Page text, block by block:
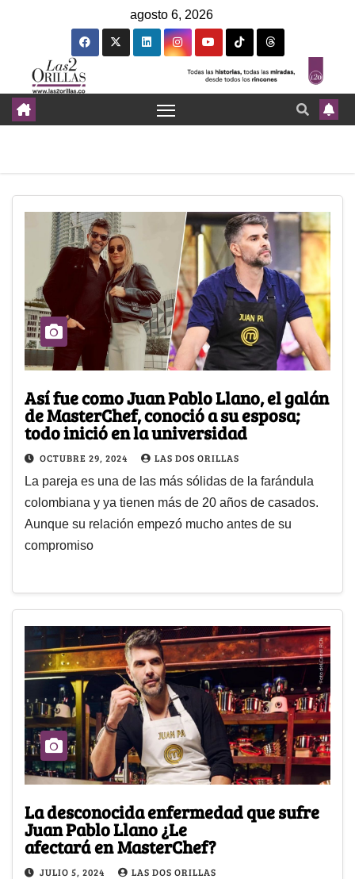
agosto 6, 2026
Así fue como Juan Pablo Llano, el galán
de MasterChef, conoció a su esposa;
todo inició en la universidad
OCTUBRE 29, 2024 LAS DOS ORILLAS
La pareja es una de las más sólidas de la farándula
colombiana y ya tienen más de 20 años de casados.
Aunque su relación empezó mucho antes de su
compromiso
La desconocida enfermedad que sufre
Juan Pablo Llano ¿Le
afectará en MasterChef?
JULIO 5, 2024 LAS DOS ORILLAS